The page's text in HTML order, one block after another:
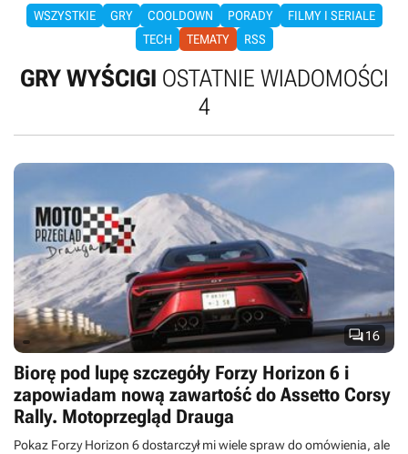
WSZYSTKIE GRY COOLDOWN PORADY
FILMY I SERIALE
TECH
TEMATY RSS
GRY WYŚCIGI OSTATNIE WIADOMOŚCI
4
16
Biorę pod lupę szczegóły Forzy Horizon 6 i
zapowiadam nową zawartość do Assetto Corsy
Rally. Motoprzegląd Drauga
Pokaz Forzy Horizon 6 dostarczył mi wiele spraw do omówienia, ale